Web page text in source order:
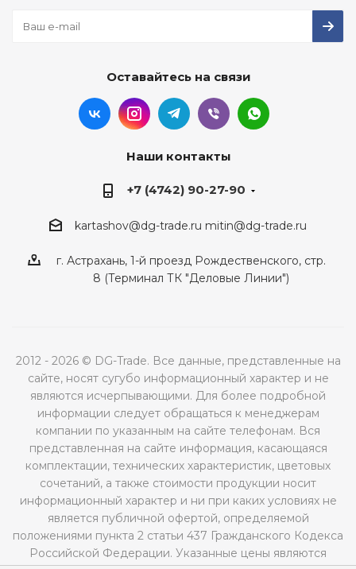
Оставайтесь на связи
Наши контакты
+7 (4742) 90-27-90
kartashov@dg-trade.ru mitin@dg-trade.ru
г. Астрахань, 1-й проезд Рождественского, стр.
8 (Терминал ТК "Деловые Линии")
2012 - 2026 © DG-Trade. Все данные, представленные на
сайте, носят сугубо информационный характер и не
являются исчерпывающими. Для более подробной
информации следует обращаться к менеджерам
компании по указанным на сайте телефонам. Вся
представленная на сайте информация, касающаяся
комплектации, технических характеристик, цветовых
сочетаний, а также стоимости продукции носит
информационный характер и ни при каких условиях не
является публичной офертой, определяемой
положениями пункта 2 статьи 437 Гражданского Кодекса
Российской Федерации. Указанные цены являются